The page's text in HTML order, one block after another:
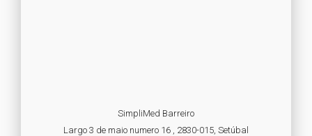
SimpliMed Barreiro
Largo 3 de maio numero 16 , 2830-015, Setúbal